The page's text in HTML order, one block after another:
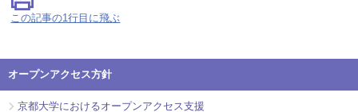
この記事の1行目に飛ぶ
オープンアクセス方針
京都大学におけるオープンアクセス支援